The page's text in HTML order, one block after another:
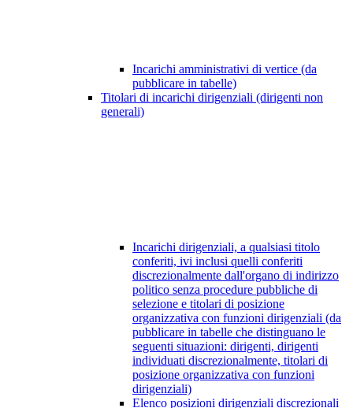
Incarichi amministrativi di vertice (da
pubblicare in tabelle)
Titolari di incarichi dirigenziali (dirigenti non
generali)
Incarichi dirigenziali, a qualsiasi titolo
conferiti, ivi inclusi quelli conferiti
discrezionalmente dall'organo di indirizzo
politico senza procedure pubbliche di
selezione e titolari di posizione
organizzativa con funzioni dirigenziali (da
pubblicare in tabelle che distinguano le
seguenti situazioni: dirigenti, dirigenti
individuati discrezionalmente, titolari di
posizione organizzativa con funzioni
dirigenziali)
Elenco posizioni dirigenziali discrezionali